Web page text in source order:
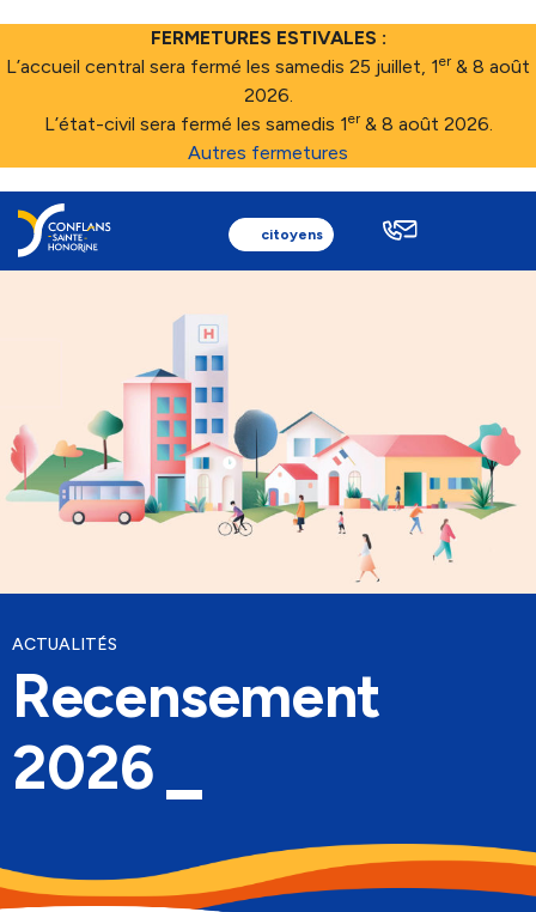
FERMETURES ESTIVALES :
L’accueil central sera fermé les samedis 25 juillet, 1er & 8 août
2026.
L’état-civil sera fermé les samedis 1er& 8 août 2026.
Autres fermetures
citoyens
Ma ville
Au quotidien
Culture, Sport & Loisirs
Batellerie & Plaisance
ACTUALITÉS
Recensement
2026